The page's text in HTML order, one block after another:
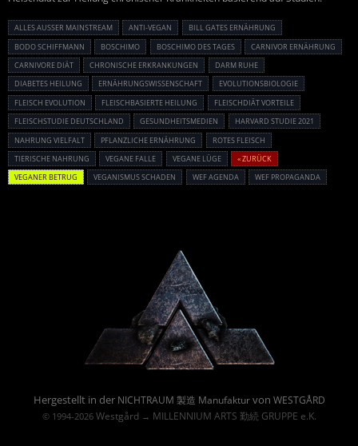
ALLES AUSSER MAINSTREAM ANTI-VEGAN
BILL GATES ERNÄHRUNG
BODO SCHIFFMANN
BOSCHIMO BOSCHIMO DES TAGES
CARNIVOR ERNÄHRUNG
CARNIVORE DIÄT
CHRONISCHE ERKRANKUNGEN
DARM RUHE
DIABETES HEILUNG
ERNÄHRUNGSWISSENSCHAFT
EVOLUTIONSBIOLOGIE
FLEISCH EVOLUTION
FLEISCHBASIERTE HEILUNG
FLEISCHDIÄT VORTEILE
FLEISCHSTUDIE DEUTSCHLAND
GESUNDHEITSMEDIEN
HARVARD STUDIE 2021
NAHRUNG VIELFALT
PFLANZLICHE ERNÄHRUNG
ROTES FLEISCH
TIERISCHE NAHRUNG
VEGANE FALLE VEGANE LÜGE
« ZURÜCK
VEGANER BETRUG
VEGANISMUS SCHADEN WEF AGENDA WEF PROPAGANDA
Hergestellt in der NICHTRAUM 製造 Manufakturvon WESTGÅRD
© 1994-2026 Westgård→ MILLENNIUM ARTS 勤続 GRUPPE e.K.
Powered By :